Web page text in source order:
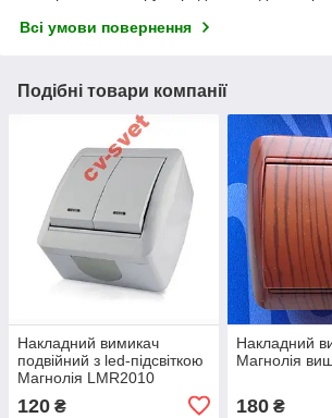
Всі умови повернення
Подібні товари компанії
Накладний вимикач
подвійний з led-підсвіткою
Магнолія LMR2010
120 ₴
Накладний
Магнолія
180₴